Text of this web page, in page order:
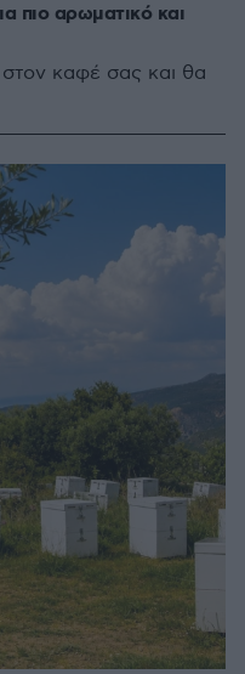
πιο αρωματικό και
καφέ σας και θα